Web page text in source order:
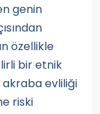
genin
özellikle
bir etnik
akraba evliliği
riski